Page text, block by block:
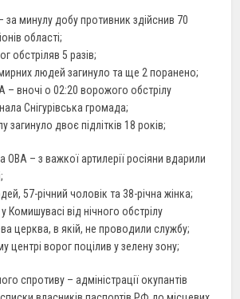
минулу добу противник здійснив 70
області;
обстріляв 5 разів;
людей загинуло та ще 2 поранено;
– вночі о 02:20 ворожого обстрілу
Снігурівська громада;
загинуло двоє підлітків 18 років;
ОВА – з важкої артилерії росіяни вдарили
57-річний чоловік та 38-річна жінка;
Комишувасі від нічного обстрілу
церква, в якій, не проводили службу;
центрі ворог поцілив у зелену зону;
спротиву – адміністрації окупантів